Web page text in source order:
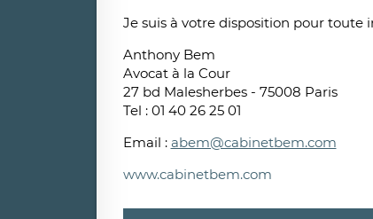
Je suis à votre disposition pour toute
Anthony Bem
Avocat à la Cour
27 bd Malesherbes - 75008 Paris
Tel : 01 40 26 25 01
Email : abem@cabinetbem.com
www.cabinetbem.com